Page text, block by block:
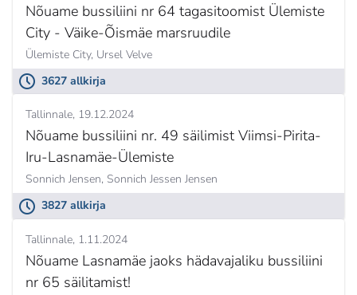
Nõuame bussiliini nr 64 tagasitoomist Ülemiste
City - Väike-Õismäe marsruudile
Ülemiste City, Ursel Velve
3627 allkirja
Tallinnale 19.12.2024
Nõuame bussiliini nr. 49 säilimist Viimsi-Pirita-
Iru-Lasnamäe-Ülemiste
Sonnich Jensen, Sonnich Jessen Jensen
3827 allkirja
Tallinnale 1.11.2024
Nõuame Lasnamäe jaoks hädavajaliku bussiliini
nr 65 säilitamist!